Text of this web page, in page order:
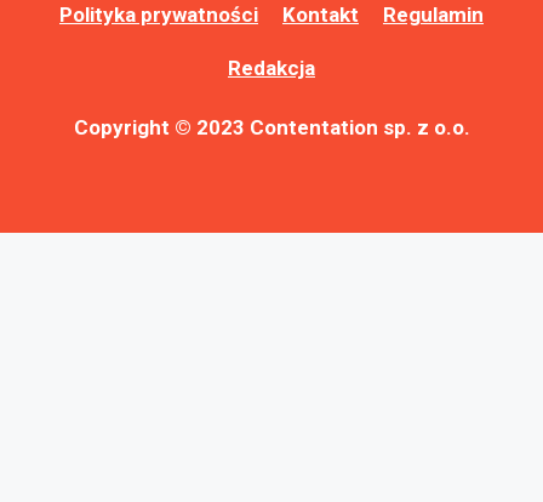
Polityka prywatności Kontakt Regulamin
Redakcja
Copyright © 2023 Contentation sp. z o.o.